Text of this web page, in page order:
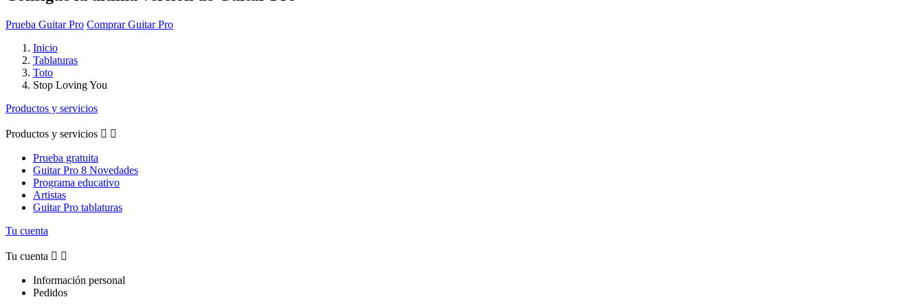
Prueba Guitar Pro Comprar Guitar Pro
Inicio
Tablaturas
Toto
Stop Loving You
Productos y servicios
Productos y servicios  
Prueba gratuita
Guitar Pro 8 Novedades
Programa educativo
Artistas
Guitar Pro tablaturas
Tu cuenta
Tu cuenta  
Información personal
Pedidos